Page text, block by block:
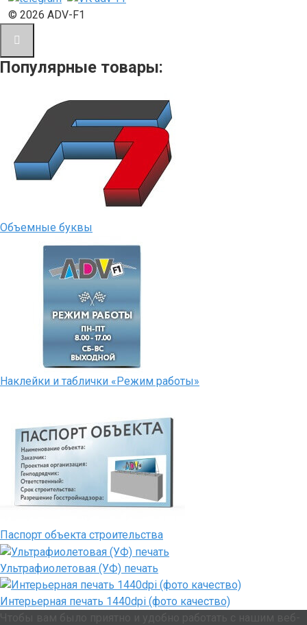
© 2026 ADV-F1
Популярные товары:
Объемные буквы
Наклейки и таблички «Режим работы»
Паспорт объекта строительства
Ультрафиолетовая (УФ) печать
Интерьерная печать 1440dpi (фото качество)